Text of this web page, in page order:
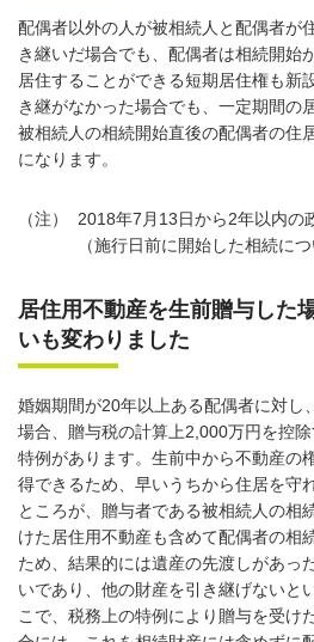
配偶者以外の人が被相続人と配偶者が
き継いだ場合でも、配偶者は相続開始
居住することができる短期居住権も新
き継がなかった場合でも、一定期間の
被相続人の相続開始直後の配偶者の住
になります。
（注）
2018年7月13日から2年以内の
（施行日前に開始した相続に
居住用不動産を生前贈与した
いも変わりました
婚姻期間が20年以上ある配偶者に対し
場合、贈与税の計算上2,000万円を控
特例があります。生前中から不動産の
得できるため、早いうちから住居を守
ところが、贈与者である被相続人の相
けた居住用不動産も含めて配偶者の相
ため、結果的には遺産の先渡しがあっ
いであり、他の財産を引き継げないと
こで、税務上の特例により贈与を受け